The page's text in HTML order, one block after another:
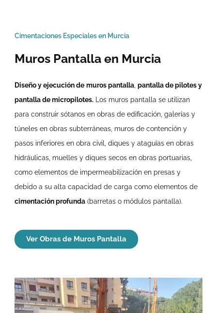
Cimentaciones Especiales en Murcia
Muros Pantalla en Murcia
Diseño y ejecución de muros pantalla pantalla de pilotes y
pantalla de micropilotes. Los muros pantalla se utilizan
para construir sótanos en obras de edificación, galerías y
túneles en obras subterráneas, muros de contención y
pasos inferiores en obra civil, diques y ataguías en obras
hidráulicas, muelles y diques secos en obras portuarias,
como elementos de impermeabilización en presas y
debido a su alta capacidad de carga como elementos de
cimentación profunda (barretas o módulos pantalla).
Ver Obras de Muros Pantalla